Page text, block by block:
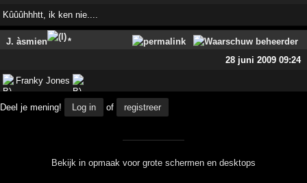
Kûûûhhhtt, ik ken nie....
J. àsmien
*
28 juni 2009 09:24
Franky Jones
Deel je mening! Log in of registreer
Bekijk in opmaak voor grote schermen en desktops